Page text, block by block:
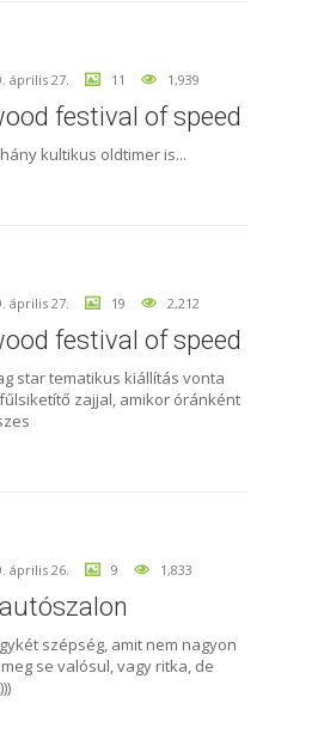
április 27. 11 1,939
festival of speed
kultikus oldtimer is...
április 27. 19 2,212
festival of speed
star tematikus kiállítás vonta
fűlsiketítő zajjal, amikor óránként
április 26. 9 1,833
szépség, amit nem nagyon
se valósul, vagy ritka, de